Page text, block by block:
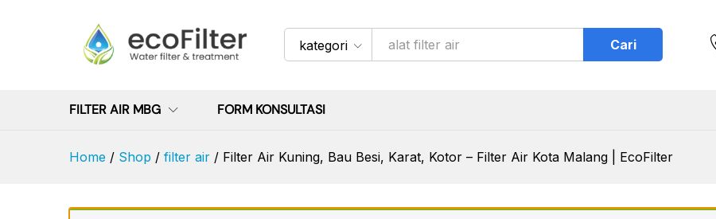
kategori Cari
FILTER AIR MBG FORM KONSULTASI
Home / Shop / filter air / Filter Air Kuning, Bau Besi, Karat, Kotor – Filter Air Kota Malang | EcoFilter